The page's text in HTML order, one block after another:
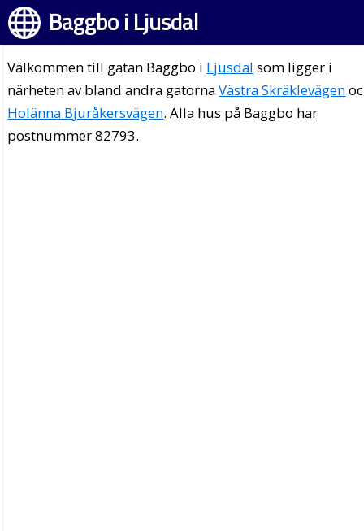
Baggbo i Ljusdal
Välkommen till gatan Baggbo i Ljusdal som ligger i
närheten av bland andra gatornaVästra Skräklevägen
Holänna Bjuråkersvägen. Alla hus på Baggbo har
postnummer 82793.